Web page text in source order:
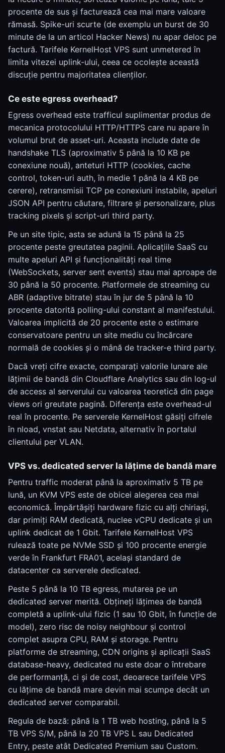
procente de sus și facturează cea mai mare valoare
rămasă. Spike-uri scurte (de exemplu un burst de 30
minute de la un articol Hacker News) nu apar deloc pe
factură. Tarifele KernelHost VPS sunt unmetered în
limita vitezei uplink-ului, ceea ce ocolește această
discuție pentru majoritatea clienților.
Ce este egress overhead?
Egress overhead este trafficul suplimentar produs de
mecanica protocolului HTTP/HTTPS care nu apare în
volumul brut de asset-uri. Aceasta include date de
handshake TLS (aproximativ 5 până la 10 KB pe
conexiune nouă), anteturi HTTP (cookies, cache
control, token-uri auth, în medie 1 până la 4 KB pe
cerere), retransmisii TCP pe conexiuni instabile, apeluri
JSON API pentru căutare, filtrare și personalizare, plus
tracking pixels și script-uri third party.
Pe un site tipic, asta se adună la 15 până la 25
procente peste greutatea paginii. Aplicațiile SaaS cu
multe apeluri API și funcționalități real time
(WebSockets, server sent events) stau mai aproape de
30 până la 50 procente. Platformele de streaming cu
ABR (adaptive bitrate) stau în jur de 5 până la 10
procente datorită polling-ului constant al manifestului.
Valoarea implicită de 20 procente este o estimare
conservatoare pentru un site mediu cu încărcare
normală de cookies și o mână de tracker-e third party.
Dacă vreți cifre exacte, comparați valorile lunare ale
lățimii de bandă din Cloudflare Analytics sau din log-ul
de access al serverului cu valoarea teoretică din page
views ori greutate pagină. Diferența este overhead-ul
real în procente. Pe serverele KernelHost găsiți cifrele
în nload, vnstat sau Netdata, alternativ în portalul
clientului per VLAN.
VPS vs. dedicated server la lățime de bandă mare
Pentru traffic moderat până la aproximativ 5 TB pe
lună, un KVM VPS este de obicei alegerea cea mai
economică. Împărtășiți hardware fizic cu alți chiriași,
dar primiți RAM dedicată, nuclee vCPU dedicate și un
uplink dedicat de 1 Gbit. Tarifele KernelHost VPS
rulează toate pe NVMe SSD și 100 procente energie
verde în Frankfurt FRA01, același standard de
datacenter ca serverele dedicated.
Peste 5 până la 10 TB egress, mutarea pe un
dedicated server merită. Obțineți lățimea de bandă
completă a uplink-ului fizic (1 sau 10 Gbit, în funcție de
model), zero risc de noisy neighbour și control
complet asupra CPU, RAM și storage. Pentru
platforme de streaming, CDN origins și aplicații SaaS
database-heavy, dedicated nu este doar o întrebare
de performanță, ci și de cost, deoarece tarifele VPS
cu lățime de bandă mare devin mai scumpe decât un
dedicated server comparabil.
Regula de bază: până la 1 TB web hosting, până la 5
TB VPS S/M, până la 20 TB VPS L sau Dedicated
Entry, peste atât Dedicated Premium sau Custom.